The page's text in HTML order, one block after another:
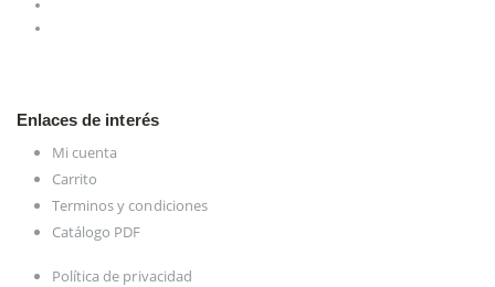
Enlaces de interés
Mi cuenta
Carrito
Terminos y condiciones
Catálogo PDF
Política de privacidad